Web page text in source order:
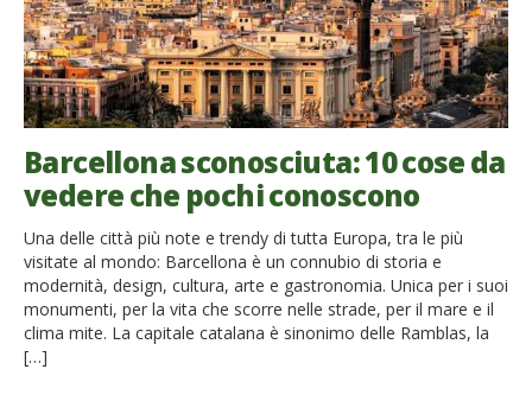
Barcellona sconosciuta: 10 cose da
vedere che pochi conoscono
Una delle città più note e trendy di tutta Europa, tra le più
visitate al mondo: Barcellona è un connubio di storia e
modernità, design, cultura, arte e gastronomia. Unica per i suoi
monumenti, per la vita che scorre nelle strade, per il mare e il
clima mite. La capitale catalana è sinonimo delle Ramblas, la
[…]